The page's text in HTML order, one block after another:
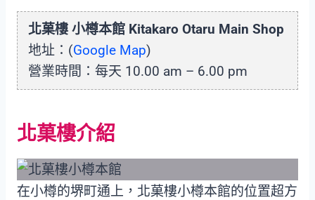
北菓樓 小樽本館 Kitakaro Otaru Main Shop
地址：(Google Map)
營業時間：每天 10.00 am – 6.00 pm
北菓樓介紹
在小樽的堺町通上，北菓樓小樽本館的位置超方